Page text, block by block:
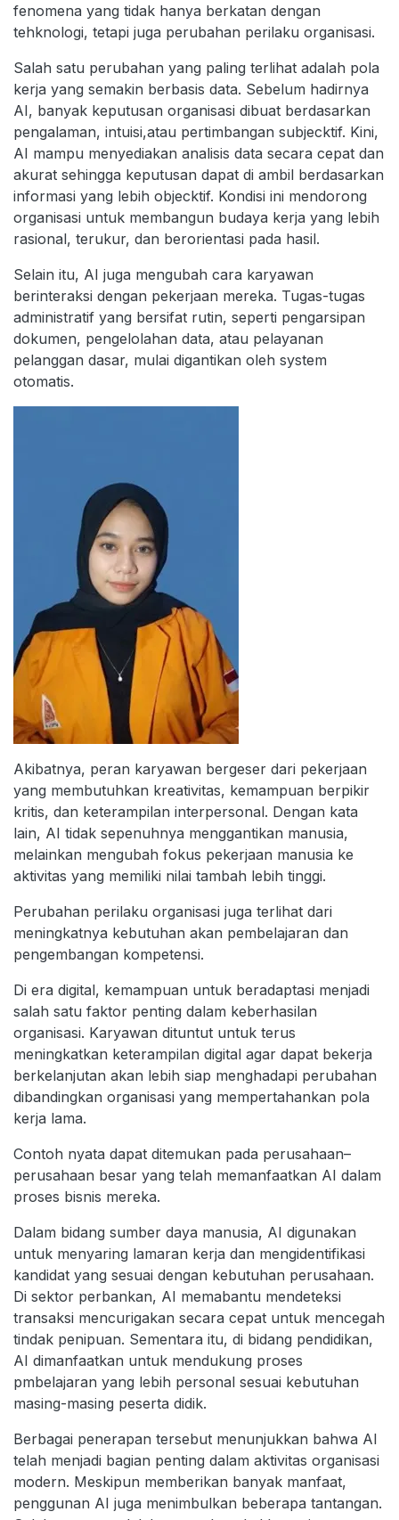
fenomena yang tidak hanya berkatan dengan
tehknologi, tetapi juga perubahan perilaku organisasi.
Salah satu perubahan yang paling terlihat adalah pola
kerja yang semakin berbasis data. Sebelum hadirnya
AI, banyak keputusan organisasi dibuat berdasarkan
pengalaman, intuisi,atau pertimbangan subjecktif. Kini,
AI mampu menyediakan analisis data secara cepat dan
akurat sehingga keputusan dapat di ambil berdasarkan
informasi yang lebih objecktif. Kondisi ini mendorong
organisasi untuk membangun budaya kerja yang lebih
rasional, terukur, dan berorientasi pada hasil.
Selain itu, AI juga mengubah cara karyawan
berinteraksi dengan pekerjaan mereka. Tugas-tugas
administratif yang bersifat rutin, seperti pengarsipan
dokumen, pengelolahan data, atau pelayanan
pelanggan dasar, mulai digantikan oleh system
otomatis.
Akibatnya, peran karyawan bergeser dari pekerjaan
yang membutuhkan kreativitas, kemampuan berpikir
kritis, dan keterampilan interpersonal. Dengan kata
lain, AI tidak sepenuhnya menggantikan manusia,
melainkan mengubah fokus pekerjaan manusia ke
aktivitas yang memiliki nilai tambah lebih tinggi.
Perubahan perilaku organisasi juga terlihat dari
meningkatnya kebutuhan akan pembelajaran dan
pengembangan kompetensi.
Di era digital, kemampuan untuk beradaptasi menjadi
salah satu faktor penting dalam keberhasilan
organisasi. Karyawan dituntut untuk terus
meningkatkan keterampilan digital agar dapat bekerja
berkelanjutan akan lebih siap menghadapi perubahan
dibandingkan organisasi yang mempertahankan pola
kerja lama.
Contoh nyata dapat ditemukan pada perusahaan–
perusahaan besar yang telah memanfaatkan AI dalam
proses bisnis mereka.
Dalam bidang sumber daya manusia, AI digunakan
untuk menyaring lamaran kerja dan mengidentifikasi
kandidat yang sesuai dengan kebutuhan perusahaan.
Di sektor perbankan, AI memabantu mendeteksi
transaksi mencurigakan secara cepat untuk mencegah
tindak penipuan. Sementara itu, di bidang pendidikan,
AI dimanfaatkan untuk mendukung proses
pmbelajaran yang lebih personal sesuai kebutuhan
masing-masing peserta didik.
Berbagai penerapan tersebut menunjukkan bahwa AI
telah menjadi bagian penting dalam aktivitas organisasi
modern. Meskipun memberikan banyak manfaat,
penggunan AI juga menimbulkan beberapa tantangan.